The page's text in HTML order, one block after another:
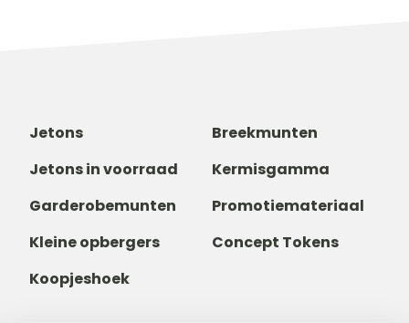
Jetons
Breekmunten
Jetons in voorraad
Kermisgamma
Garderobemunten
Promotiemateriaal
Kleine opbergers
Concept Tokens
Koopjeshoek